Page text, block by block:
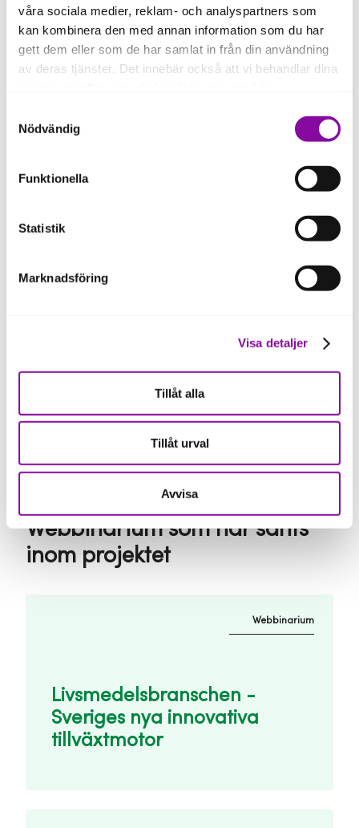
våra sociala medier, reklam- och analyspartners som
kan kombinera den med annan information som du har
gett dem eller som de har samlat in från din användning
av deras tjänster. Det innebär också att vi behandlar dina
Om du klickar på avvisa kommer användning av kakor
eller delning av information enligt ovan, inte att ske,
förutom för kakor som är nödvändiga för att hemsidan
ska fungera se mer under inställningar.
Nödvändig
Funktionella
Statistik
Marknadsföring
Visa detaljer
Tillåt alla
Tillåt urval
Avvisa
Anton Manhem
Ta del av rådgivning individuellt eller i grupp
Webbinarium som har sänts
inom projektet
Webbinarium
Livsmedelsbranschen -
Sveriges nya innovativa
tillväxtmotor